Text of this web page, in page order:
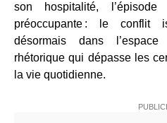
son hospitalité,
préoccupante : le conflit
désormais dans
rhétorique qui dépasse les
la vie quotidienne.